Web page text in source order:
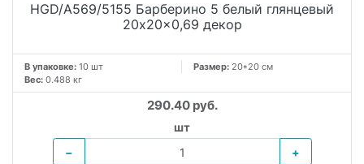
HGD/A569/5155 Барберино 5 белый глянцевый
20x20x0,69 декор
В упаковке: 10 шт Размер: 20*20 см
Вес: 0.488 кг
290.40 руб.
шт
−
+